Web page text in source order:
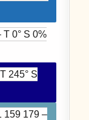
T 0° S 0%
245° S
159 179 –